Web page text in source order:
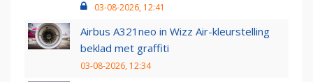
03-08-2026, 12:41
Airbus A321neo in Wizz Air-kleurstelling
beklad met graffiti
03-08-2026, 12:34